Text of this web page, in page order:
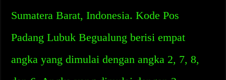
Sumatera Barat, Indonesia. Kode Pos
Padang Lubuk Begualung berisi empat
angka yang dimulai dengan angka 2, 7, 8,